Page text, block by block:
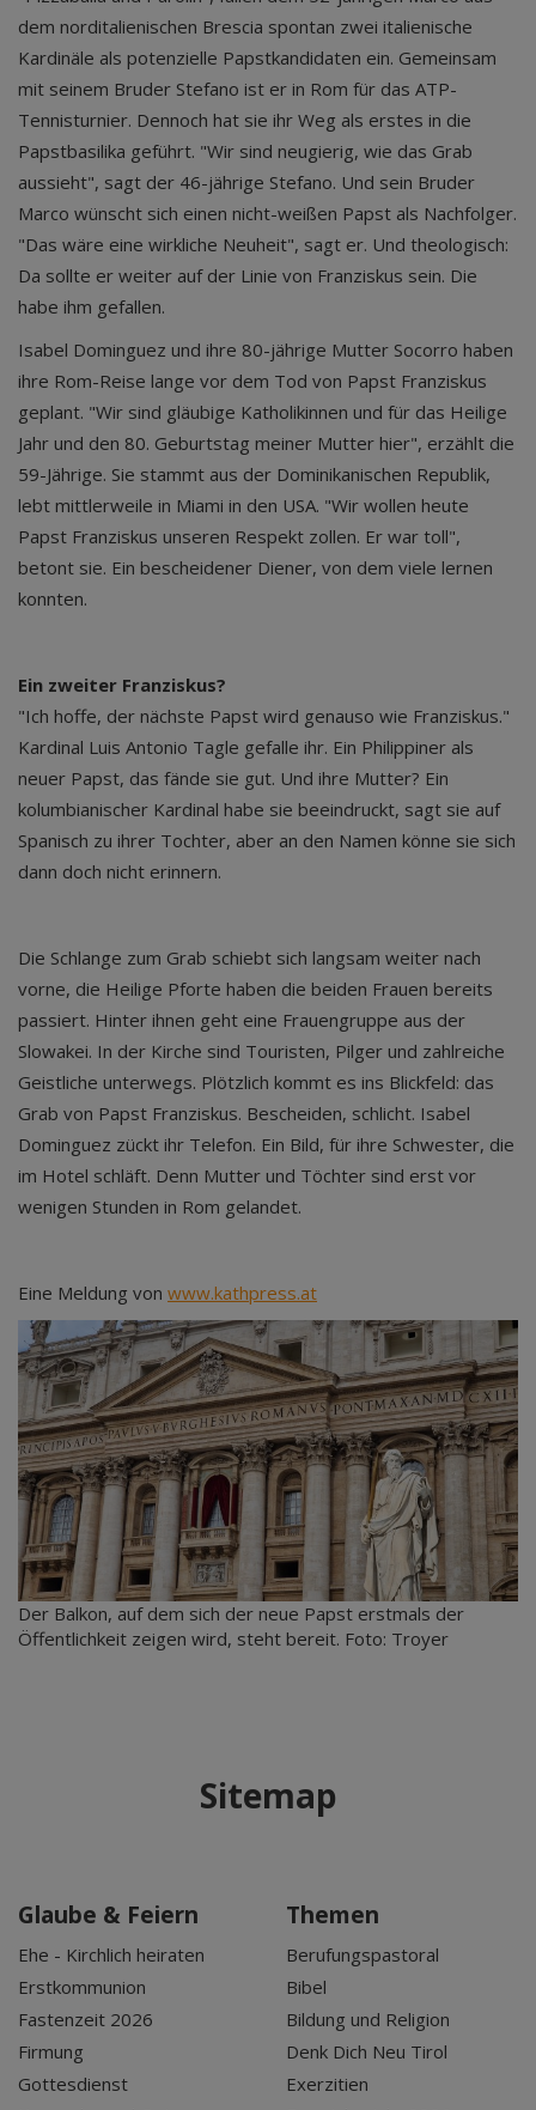
dem norditalienischen Brescia spontan zwei italienische
Kardinäle als potenzielle Papstkandidaten ein. Gemeinsam
mit seinem Bruder Stefano ist er in Rom für das ATP-
Tennisturnier. Dennoch hat sie ihr Weg als erstes in die
Papstbasilika geführt. "Wir sind neugierig, wie das Grab
aussieht", sagt der 46-jährige Stefano. Und sein Bruder
Marco wünscht sich einen nicht-weißen Papst als Nachfolger.
"Das wäre eine wirkliche Neuheit", sagt er. Und theologisch:
Da sollte er weiter auf der Linie von Franziskus sein. Die
habe ihm gefallen.
Isabel Dominguez und ihre 80-jährige Mutter Socorro haben
ihre Rom-Reise lange vor dem Tod von Papst Franziskus
geplant. "Wir sind gläubige Katholikinnen und für das Heilige
Jahr und den 80. Geburtstag meiner Mutter hier", erzählt die
59-Jährige. Sie stammt aus der Dominikanischen Republik,
lebt mittlerweile in Miami in den USA. "Wir wollen heute
Papst Franziskus unseren Respekt zollen. Er war toll",
betont sie. Ein bescheidener Diener, von dem viele lernen
konnten.
Ein zweiter Franziskus?
"Ich hoffe, der nächste Papst wird genauso wie Franziskus."
Kardinal Luis Antonio Tagle gefalle ihr. Ein Philippiner als
neuer Papst, das fände sie gut. Und ihre Mutter? Ein
kolumbianischer Kardinal habe sie beeindruckt, sagt sie auf
Spanisch zu ihrer Tochter, aber an den Namen könne sie sich
dann doch nicht erinnern.
Die Schlange zum Grab schiebt sich langsam weiter nach
vorne, die Heilige Pforte haben die beiden Frauen bereits
passiert. Hinter ihnen geht eine Frauengruppe aus der
Slowakei. In der Kirche sind Touristen, Pilger und zahlreiche
Geistliche unterwegs. Plötzlich kommt es ins Blickfeld: das
Grab von Papst Franziskus. Bescheiden, schlicht. Isabel
Dominguez zückt ihr Telefon. Ein Bild, für ihre Schwester, die
im Hotel schläft. Denn Mutter und Töchter sind erst vor
wenigen Stunden in Rom gelandet.
Eine Meldung von www.kathpress.at
Der Balkon, auf dem sich der neue Papst erstmals der
Öffentlichkeit zeigen wird, steht bereit. Foto: Troyer
Sitemap
Glaube & Feiern
Ehe - Kirchlich heiraten
Erstkommunion
Fastenzeit 2026
Firmung
Gottesdienst
Themen
Berufungspastoral
Bibel
Bildung und Religion
Denk Dich Neu Tirol
Exerzitien